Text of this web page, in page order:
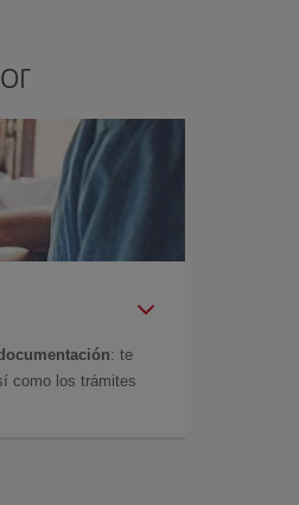
: te
como los trámites